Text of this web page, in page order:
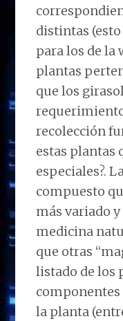
distintas
para los de la
plantas
que los
recolección
estas plantas
especiales?.
compuesto
más variado
medicina
que otras
listado de los
la planta